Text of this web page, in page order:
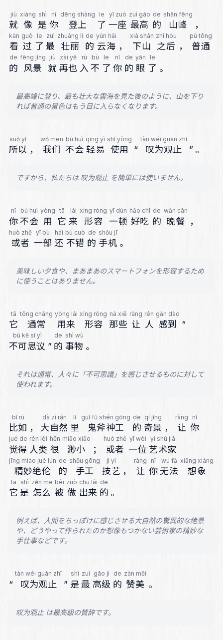
jiù
就
xiàng
像
shì
是
nǐ
你
dēng shàng
登上
le
了
yī zuò
一座
zuì gāo
最高
de
的
shān fēng
山峰 ，
kàn
看
guò
过
le
了
zuì
最
zhuàng lì
壮丽
de
的
yún hǎi
云海 ，
xià shān
下山
zhī hòu
之后 ，
pǔ tōng
普通
de
的
fēng jǐng
风景
jiù
就
zài yě
再也
rù
入
bù
不
le
了
nǐ
你
de
的
yǎn
眼
le
了 。
最高峰に登り、最も壮大な雲海を見た後のように、山を下り
れば普通の景色はもう目に入らなくなります。
suǒ yǐ
所以 ，
wǒ men
我们
bú huì
不会
qīng yì
轻易
shǐ yòng
使用 “
tàn wéi guān zhǐ
叹为观止 ” 。
ですから、私たちは 叹为观止 を簡単には使いません。
nǐ
你
bú huì
不会
yòng
用
tā
它
lái
来
xíng róng
形容
yī dùn
一顿
hǎo chī
好吃
de
的
wǎn cān
晚餐 ，
huò zhě
或者
yī bù
一部
hái
还
bù cuò
不错
de
的
shǒu jī
手机 。
美味しい夕食や、まあまあのスマートフォンを形容するため
に使うことはありません。
tā
它
tōng cháng
通常
yòng lái
用来
xíng róng
形容
nà xiē
那些
ràng
让
rén
人
gǎn dào
感到 “
bù kě sī yì
不可思议 ”
de
的
shì wù
事物 。
それは通常、人々に「不可思議」を感じさせるものに対して
使われます。
bǐ rú
比如 ，
dà zì rán
大自然
lǐ
里
guǐ fǔ shén gōng
鬼斧神工
de
的
qí jǐng
奇景 ，
ràng
让
nǐ
你
jué de
觉得
rén lèi
人类
hěn
很
miǎo xiǎo
渺小 ；
huò zhě
或者
yī wèi
一位
yì shù jiā
艺术家
jīng miào jué lún
精妙绝伦
de
的
shǒu gōng
手工
jì yì
技艺 ，
ràng
让
nǐ
你
wú fǎ
无法
xiǎng xiàng
想象
tā
它
shì
是
zěn me
怎么
bèi
被
zuò
做
chū lái
出来
de
的 。
例えば、人間をちっぽけに感じさせる大自然の驚異的な絶景
や、どうやって作られたのか想像もつかない芸術家の精妙な
手仕事などです。
“
tàn wéi guān zhǐ
叹为观止 ”
shì
是
zuì
最
gāo jí
高级
de
的
zàn měi
赞美 。
叹为观止 は最高級の賛辞です。